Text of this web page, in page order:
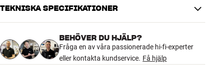
TEKNISKA SPECIFIKATIONER
DIMENSIONER OCH DESIGN
Färg
Svart
Vikt (kg)
0,02
BEHÖVER DU HJÄLP?
Fråga en av våra passionerade hi-fi-experter
eller kontakta kundservice. Få hjälp